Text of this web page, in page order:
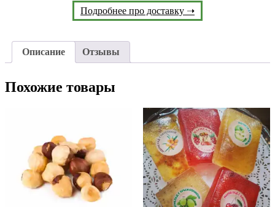
Подробнее про доставку ➝
Описание Отзывы
Похожие товары